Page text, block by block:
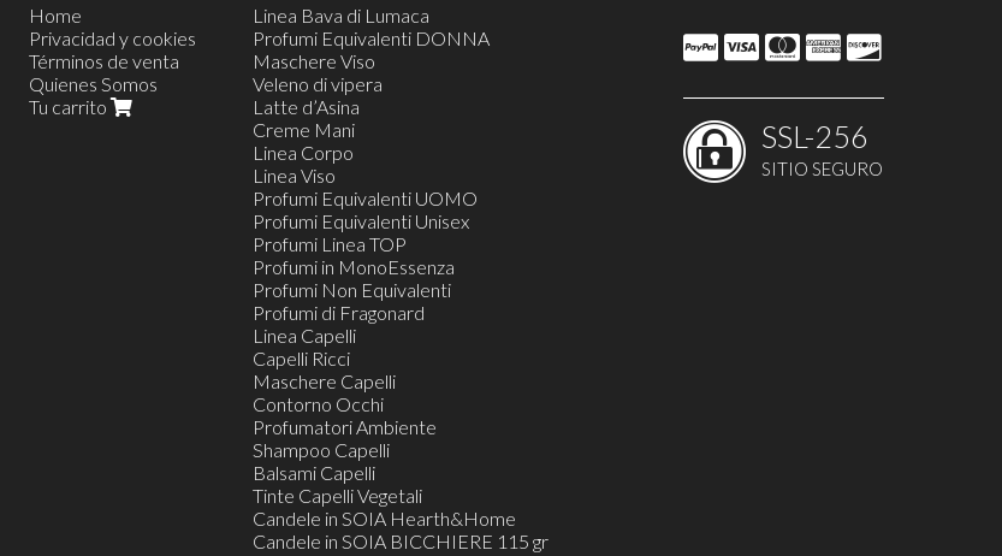
Home
Privacidad y cookies
Términos de venta
Quienes Somos
Tu carrito
Linea Bava di Lumaca
Profumi Equivalenti DONNA
Maschere Viso
Veleno di vipera
Latte d’Asina
Creme Mani
Linea Corpo
Linea Viso
Profumi Equivalenti UOMO
Profumi Equivalenti Unisex
Profumi Linea TOP
Profumi in MonoEssenza
Profumi Non Equivalenti
Profumi di Fragonard
Linea Capelli
Capelli Ricci
Maschere Capelli
Contorno Occhi
Profumatori Ambiente
Shampoo Capelli
Balsami Capelli
Tinte Capelli Vegetali
Candele in SOIA Hearth&Home
Candele in SOIA BICCHIERE 115 gr
SSL-256
SITIO SEGURO